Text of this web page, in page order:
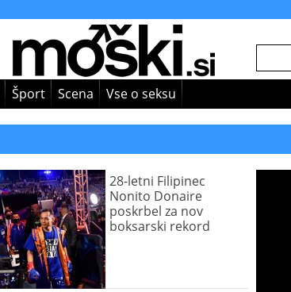
Šport Scena Vse o seksu
28-letni Filipinec
Nonito Donaire
poskrbel za nov
boksarski rekord